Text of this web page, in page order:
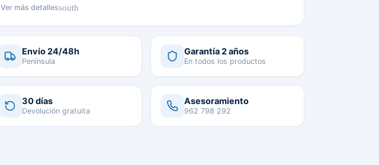
Ver más detallessouth
Envío 24/48h
Península
Garantía 2 años
En todos los productos
30 días
Devolución gratuita
Asesoramiento
962 798 292